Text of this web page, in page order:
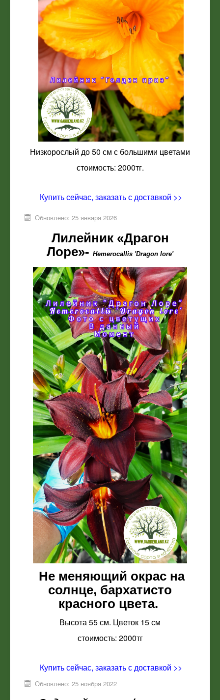
Низкорослый до 50 см с большими цветами
стоимость: 2000тг.
Купить сейчас, заказать с доставкой >>
Обновлено: 25 января 2026
Лилейник «Драгон
Лоре»- Hemerocallis 'Dragon lore'
Не меняющий окрас на
солнце, бархатисто
красного цвета.
Высота 55 см. Цветок 15 см
стоимость: 2000тг
Купить сейчас, заказать с доставкой >>
Обновлено: 25 ноября 2022